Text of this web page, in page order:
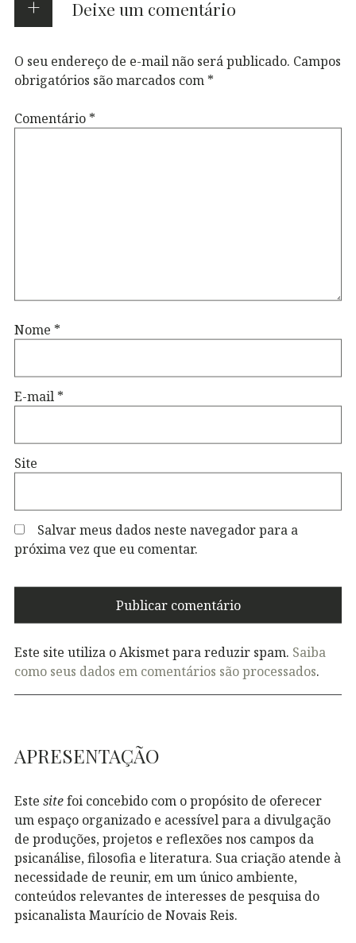
Deixe um comentário
O seu endereço de e-mail não será publicado. Campos
obrigatórios são marcados com *
Comentário *
Nome *
E-mail *
Site
Salvar meus dados neste navegador para a
próxima vez que eu comentar.
Este site utiliza o Akismet para reduzir spam. Saiba
como seus dados em comentários são processados.
APRESENTAÇÃO
Este sitefoi concebido com o propósito de oferecer
um espaço organizado e acessível para a divulgação
de produções, projetos e reflexões nos campos da
psicanálise, filosofia e literatura. Sua criação atende à
necessidade de reunir, em um único ambiente,
conteúdos relevantes de interesses de pesquisa do
psicanalista Maurício de Novais Reis.